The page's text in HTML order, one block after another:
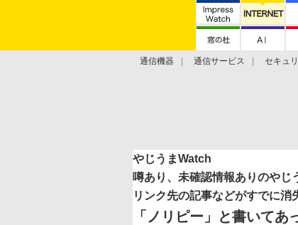
通信機器 通信サービス セキュ
やじうまWatch
噂あり、未確認情報ありのやじ
リンク先の記事などがすでに消
「ノリピー」と書いてあ